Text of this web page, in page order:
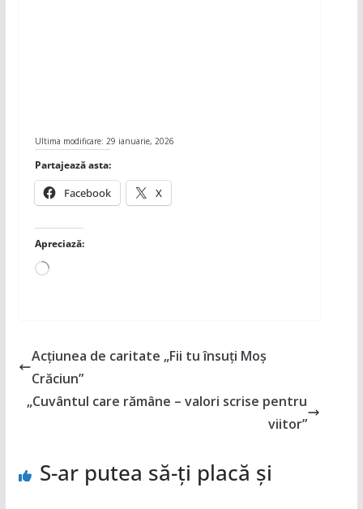
Ultima modificare: 29 ianuarie, 2026
Partajează asta:
Facebook X
Apreciază:
Încarc...
Acțiunea de caritate „Fii tu însuți Moș
Crăciun”
„Cuvântul care rămâne – valori scrise pentru
viitor”
S-ar putea să-ți placă și